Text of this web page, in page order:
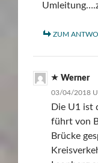
ZUM
Werner
03/04/2018
Die U1 ist
führt von
Brücke